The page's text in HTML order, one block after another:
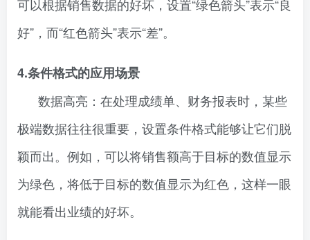
可以根据销售数据的好坏，设置“绿色箭头”表示“良
好”，而“红色箭头”表示“差”。
4.条件格式的应用场景
数据高亮：在处理成绩单、财务报表时，某些
极端数据往往很重要，设置条件格式能够让它们脱
颖而出。例如，可以将销售额高于目标的数值显示
为绿色，将低于目标的数值显示为红色，这样一眼
就能看出业绩的好坏。